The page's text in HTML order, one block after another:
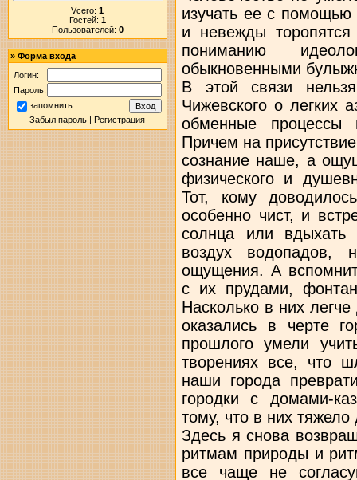
Vсего:1
Гостей: 1
Пользователей: 0
» Форма входа
Логин:
Пароль:
запомнить
Забыл пароль |Регистрация
изучать ее с помощью
и невежды торопятся
пониманию
обыкновенными
В этой связи
Чижевского о легких
обменные процессы
Причем на
сознание наше, а
физического и
Тот, кому
особенно чист, и
солнца или
воздух водопадов,
ощущения. А
с их прудами,
Насколько в них
оказались в черте
прошлого умели
творениях все, что
наши города
городки с домами-
тому, что в них
Здесь я снова
ритмам природы и
все чаще не